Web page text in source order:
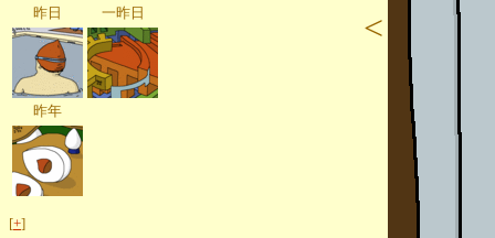
昨日 一昨日
昨年
[+]
<